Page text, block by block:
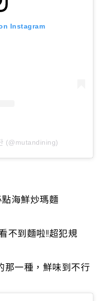
Instagram
(@mutandining)
海鮮炒瑪麵
不到麵啦!!超犯規
那一種，鮮味到不行